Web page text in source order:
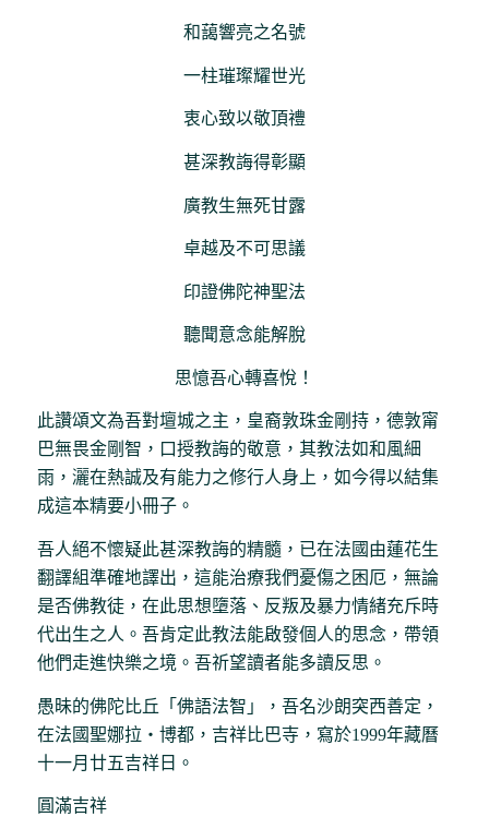
和藹響亮之名號
一柱璀璨耀世光
衷心致以敬頂禮
甚深教誨得彰顯
廣教生無死甘露
卓越及不可思議
印證佛陀神聖法
聽聞意念能解脫
思憶吾心轉喜悅！
此讚頌文為吾對壇城之主，皇裔敦珠金剛持，德敦甯
巴無畏金剛智，口授教誨的敬意，其教法如和風細
雨，灑在熱誠及有能力之修行人身上，如今得以結集
成這本精要小冊子。
吾人絕不懷疑此甚深教誨的精髓，已在法國由蓮花生
翻譯組準確地譯出，這能治療我們憂傷之困厄，無論
是否佛教徒，在此思想墮落、反叛及暴力情緒充斥時
代出生之人。吾肯定此教法能啟發個人的思念，帶領
他們走進快樂之境。吾祈望讀者能多讀反思。
愚昧的佛陀比丘「佛語法智」，吾名沙朗突西善定，
在法國聖娜拉‧博都，吉祥比巴寺，寫於1999年藏曆
十一月廿五吉祥日。
圓滿吉祥